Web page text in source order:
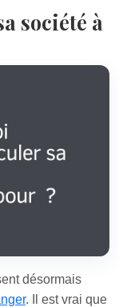
société à
désormais
. Il est vrai que